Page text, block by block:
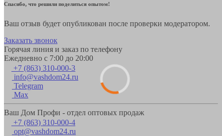
Спасибо, что решили поделиться опытом!
Ваш отзыв будет опубликован после проверки модератором.
Заказать звонок
Горячая линия и заказ по телефону
Ежедневно с 7:00 до 20:00
+7 (863) 310-000-3
info@vashdom24.ru
Telegram
Max
Ваш Дом Профи - отдел оптовых продаж
+7 (863) 310-000-4
opt@vashdom24.ru